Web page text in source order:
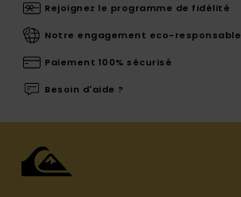
Rejoignez le programme de fidélité
Notre engagement eco-responsable
Paiement 100% sécurisé
Besoin d'aide ?